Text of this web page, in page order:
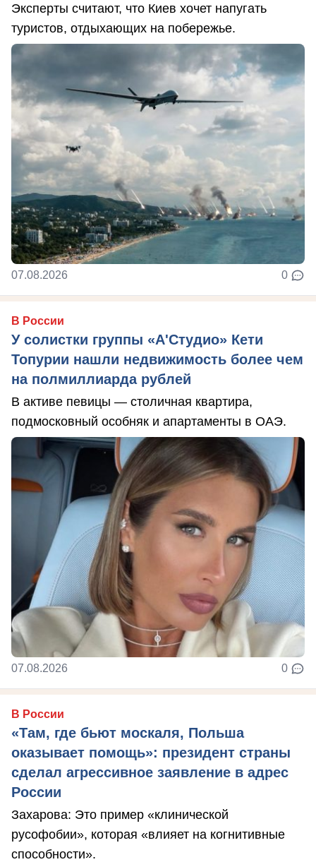
Эксперты считают, что Киев хочет напугать
туристов, отдыхающих на побережье.
07.08.2026 0
В России
У солистки группы «А'Студио» Кети
Топурии нашли недвижимость более чем
на полмиллиарда рублей
В активе певицы — столичная квартира,
подмосковный особняк и апартаменты в ОАЭ.
07.08.2026 0
В России
«Там, где бьют москаля, Польша
оказывает помощь»: президент страны
сделал агрессивное заявление в адрес
России
Захарова: Это пример «клинической
русофобии», которая «влияет на когнитивные
способности».